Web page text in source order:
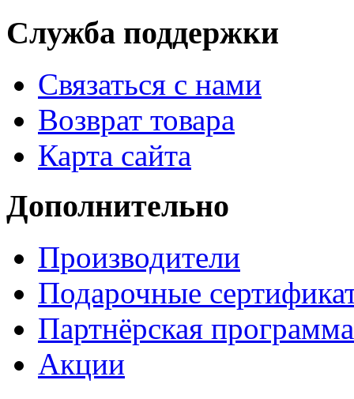
Служба поддержки
Связаться с нами
Возврат товара
Карта сайта
Дополнительно
Производители
Подарочные
Партнёрская программа
Акции